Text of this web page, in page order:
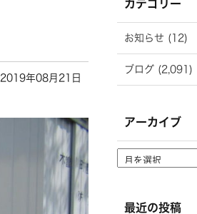
2019年08月21日
カテゴリー
お知らせ (12)
ブログ (2,091)
アーカイブ
ア
ー
ブ
最近の投稿